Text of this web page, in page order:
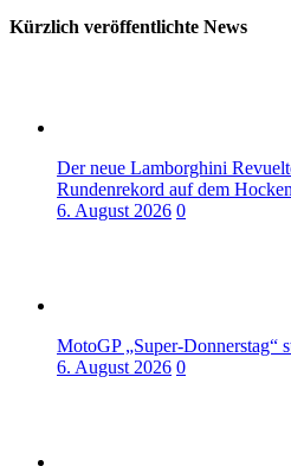
Kürzlich veröffentlichte News
Der neue Lamborghini
Rundenrekord auf dem
6. August 2026 0
MotoGP „Super-Donnerstag“
6. August 2026 0